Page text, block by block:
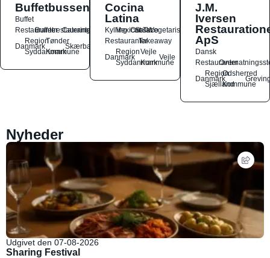
Buffetbussen
Buffet
Restauranter
Buffetrestauranter
Catering
Danmark
Region
Syddanmark
Tønder
Kommune
Skærbæk
Cocina
Latina
Kylling
Mexicansk
OstSalat
TacoVegetarisk
RestauranterTakeaway
Danmark
Region
Syddanmark
Vejle
Kommune
Vejle
J.M.
Iversen
ApS
Dansk
Restauranter
Danmark
Region
Sjælland
Odsherred
Kommune
Nyheder
Udgivet den 07-08-2026
Sharing Festival